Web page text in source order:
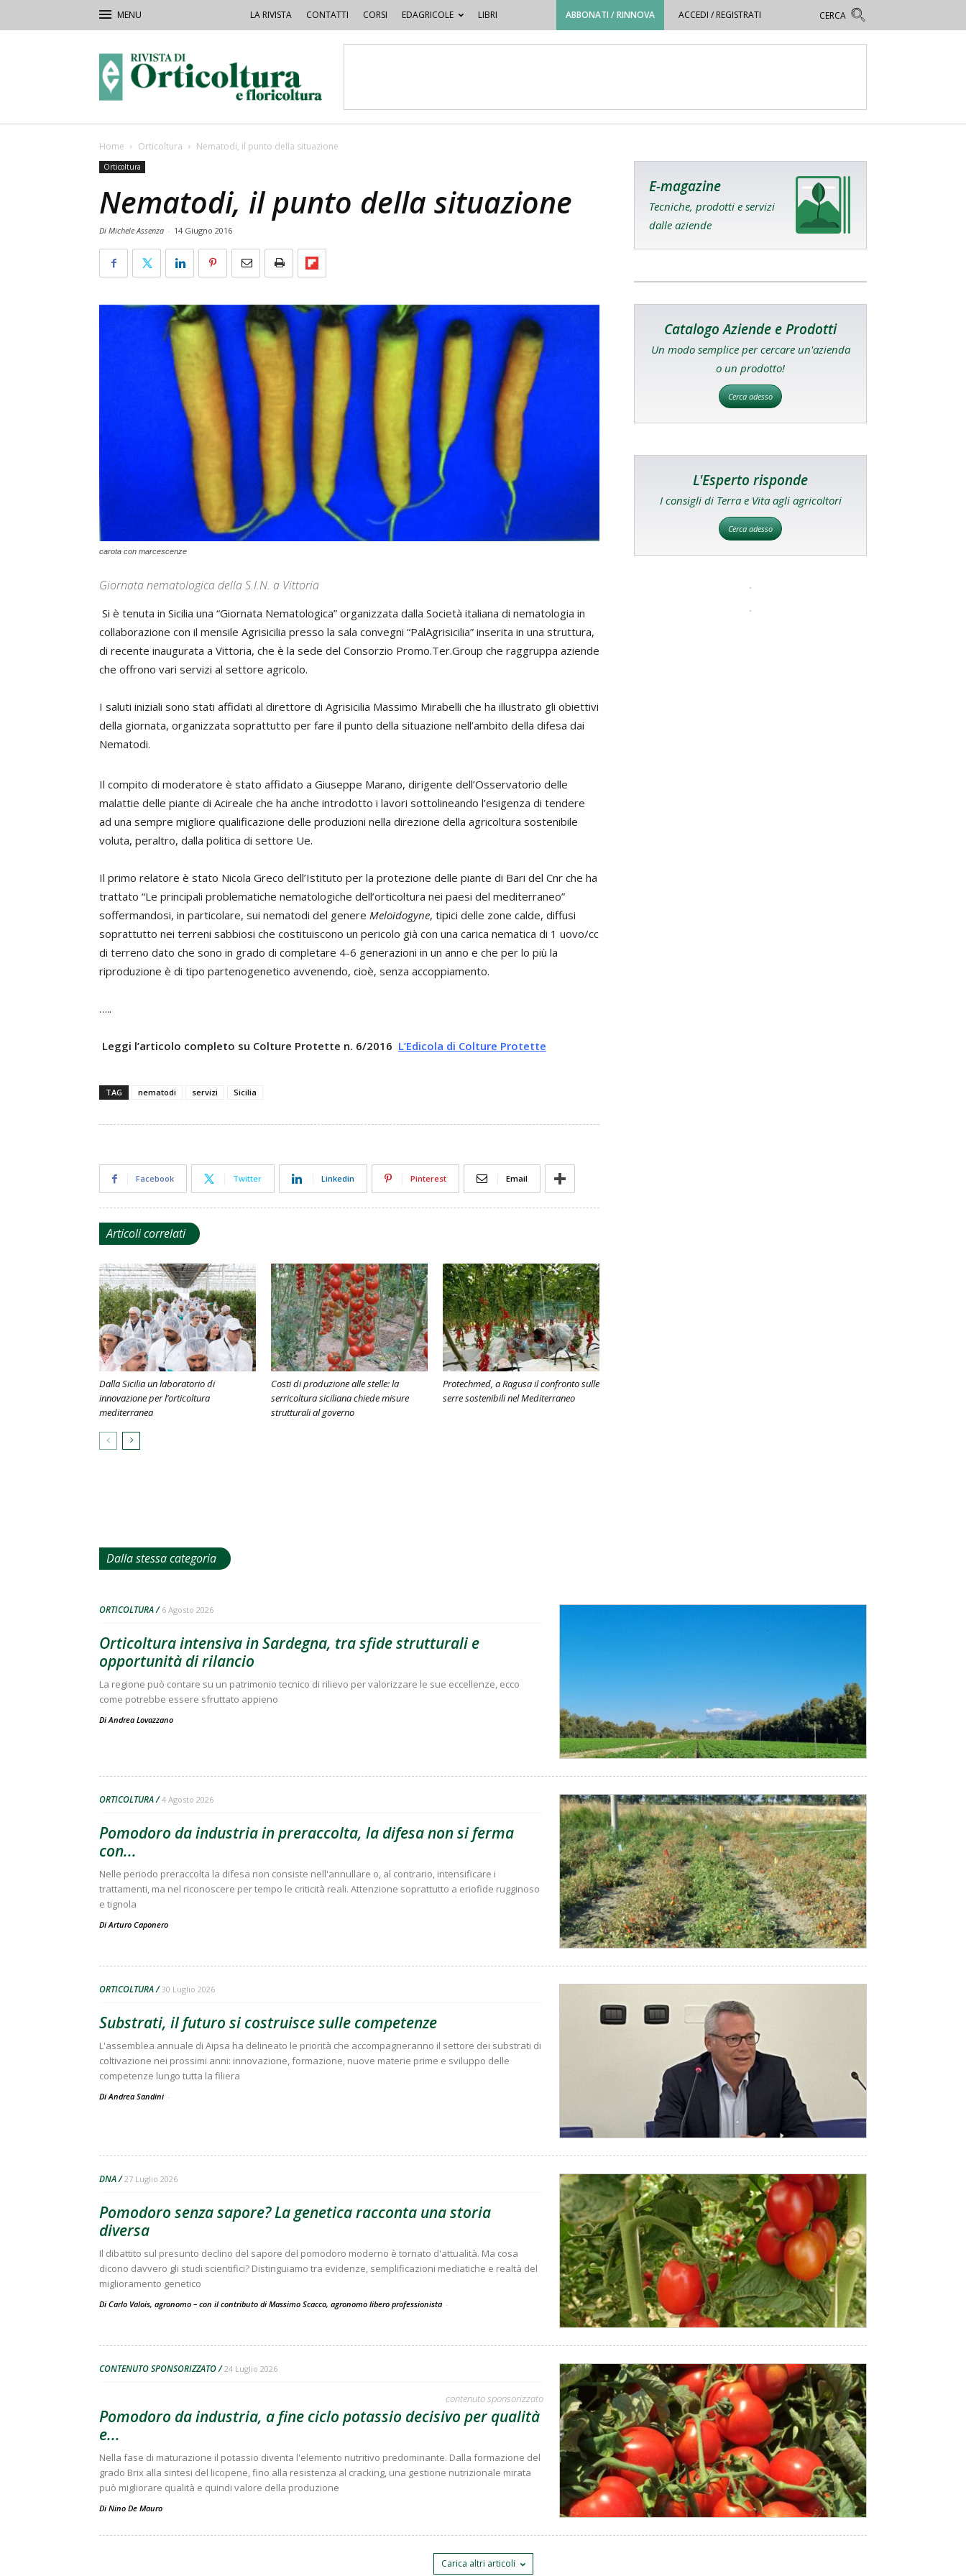
LA RIVISTA CONTATTI CORSI EDAGRICOLE LIBRI ABBONATI / RINNOVA ACCEDI / REGISTRATI
Orticoltura
Home Orticoltura Nematodi, il punto della situazione
Orticoltura
Nematodi, il punto della situazione
Di Michele Assenza - 14 Giugno 2016
carota con marcescenze
Giornata nematologica della S.I.N. a Vittoria
Si è tenuta in Sicilia una “Giornata Nematologica” organizzata dalla Società italiana di nematologia in
collaborazione con il mensile Agrisicilia presso la sala convegni “PalAgrisicilia” inserita in una struttura,
di recente inaugurata a Vittoria, che è la sede del Consorzio Promo.Ter.Group che raggruppa aziende
che offrono vari servizi al settore agricolo.
I saluti iniziali sono stati affidati al direttore di Agrisicilia Massimo Mirabelli che ha illustrato gli obiettivi
della giornata, organizzata soprattutto per fare il punto della situazione nell’ambito della difesa dai
Nematodi.
Il compito di moderatore è stato affidato a Giuseppe Marano, dirigente dell’Osservatorio delle
malattie delle piante di Acireale che ha anche introdotto i lavori sottolineando l’esigenza di tendere
ad una sempre migliore qualificazione delle produzioni nella direzione della agricoltura sostenibile
voluta, peraltro, dalla politica di settore Ue.
Il primo relatore è stato Nicola Greco dell’Istituto per la protezione delle piante di Bari del Cnr che ha
trattato “Le principali problematiche nematologiche dell’orticoltura nei paesi del mediterraneo”
soffermandosi, in particolare, sui nematodi del genere Meloidogyne, tipici delle zone calde, diffusi
soprattutto nei terreni sabbiosi che costituiscono un pericolo già con una carica nematica di 1 uovo/cc
di terreno dato che sono in grado di completare 4-6 generazioni in un anno e che per lo più la
riproduzione è di tipo partenogenetico avvenendo, cioè, senza accoppiamento.
…..
Leggi l’articolo completo su Colture Protette n. 6/2016 L’Edicola di Colture Protette
TAG nematodi servizi Sicilia
Facebook Twitter Linkedin Pinterest Email
Articoli correlati
Dalla Sicilia un laboratorio di
innovazione per l’orticoltura
mediterranea
Costi di produzione alle stelle: la
serricoltura siciliana chiede misure
strutturali al governo
Protechmed, a Ragusa il confronto sulle
serre sostenibili nel Mediterraneo
E-magazine
Tecniche, prodotti e servizi
dalle aziende
Catalogo Aziende e Prodotti
Un modo semplice per cercare un'azienda
o un prodotto!
Cerca adesso
L'Esperto risponde
I consigli di Terra e Vita agli agricoltori
Cerca adesso
Dalla stessa categoria
ORTICOLTURA 6 Agosto 2026
Orticoltura intensiva in Sardegna, tra sfide strutturali e
opportunità di rilancio
La regione può contare su un patrimonio tecnico di rilievo per valorizzare le sue eccellenze, ecco
come potrebbe essere sfruttato appieno
DiAndrea Lovazzano
ORTICOLTURA 4 Agosto 2026
Pomodoro da industria in preraccolta, la difesa non si ferma
con...
Nelle periodo preraccolta la difesa non consiste nell'annullare o, al contrario, intensificare i
trattamenti, ma nel riconoscere per tempo le criticità reali. Attenzione soprattutto a eriofide rugginoso
e tignola
DiArturo Caponero
ORTICOLTURA 30 Luglio 2026
Substrati, il futuro si costruisce sulle competenze
L'assemblea annuale di Aipsa ha delineato le priorità che accompagneranno il settore dei substrati di
coltivazione nei prossimi anni: innovazione, formazione, nuove materie prime e sviluppo delle
competenze lungo tutta la filiera
Di Andrea Sandini -
DNA 27 Luglio 2026
Pomodoro senza sapore? La genetica racconta una storia
diversa
Il dibattito sul presunto declino del sapore del pomodoro moderno è tornato d'attualità. Ma cosa
dicono davvero gli studi scientifici? Distinguiamo tra evidenze, semplificazioni mediatiche e realtà del
miglioramento genetico
Di Carlo Valois, agronomo – con il contributo di Massimo Scacco, agronomo libero professionista -
CONTENUTO SPONSORIZZATO 24 Luglio 2026
contenuto sponsorizzato
Pomodoro da industria, a fine ciclo potassio decisivo per qualità
e...
Nella fase di maturazione il potassio diventa l'elemento nutritivo predominante. Dalla formazione del
grado Brix alla sintesi del licopene, fino alla resistenza al cracking, una gestione nutrizionale mirata
può migliorare qualità e quindi valore della produzione
Di Nino De Mauro
Carica altri articoli